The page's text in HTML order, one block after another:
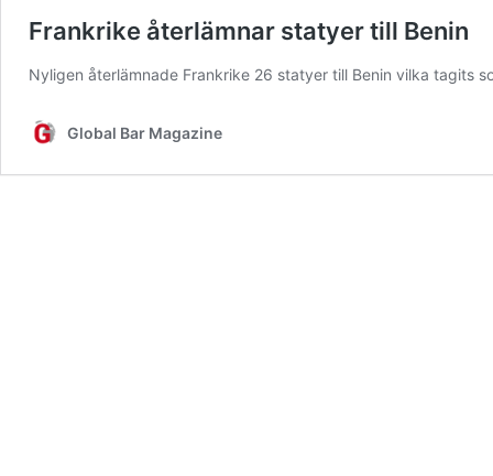
Frankrike återlämnar statyer till Benin
Nyligen återlämnade Frankrike 26 statyer till Benin vilka tagits
Global Bar Magazine